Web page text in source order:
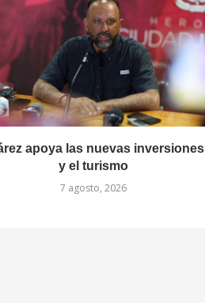
apoya las nuevas inversiones
y el turismo
7 agosto, 2026